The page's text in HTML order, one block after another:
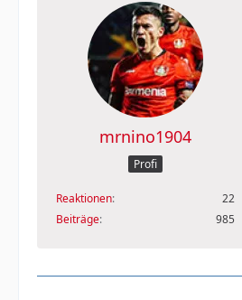
mrnino1904
Profi
Reaktionen
22
Beiträge
985